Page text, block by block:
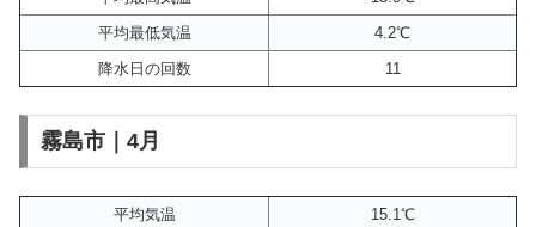
平均最低気温
4.2℃
降水日の回数
11
霧島市｜4月
平均気温 15.1℃